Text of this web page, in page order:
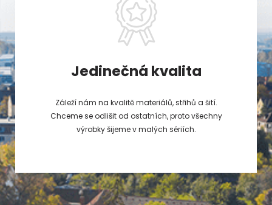
Jedinečná kvalita
Záleží nám na kvalitě materiálů, střihů a šití.
Chceme se odlišit od ostatních, proto všechny
výrobky šijeme v malých sériích.